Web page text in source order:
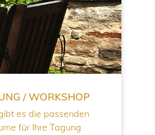
/ WORKSHOP
es die passenden
für Ihre Tagung